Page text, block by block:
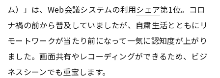
ム）」は、Web会議システムの利用シェア第1位。コロ
ナ禍の前から普及していましたが、自粛生活とともにリ
モートワークが当たり前になって一気に認知度が上がり
ました。画面共有やレコーディングができるため、ビジ
ネスシーンでも重宝します。